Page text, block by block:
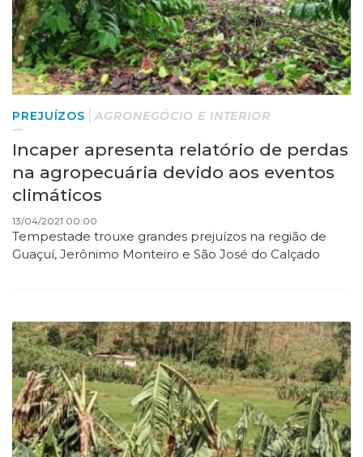
PREJUÍZOS AGRONEGÓCIO E INTERIOR
Incaper apresenta relatório de perdas
na agropecuária devido aos eventos
climáticos
13/04/2021 00:00
Tempestade trouxe grandes prejuízos na região de
Guaçuí, Jerônimo Monteiro e São José do Calçado